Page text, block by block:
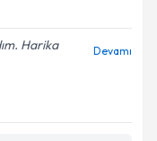
Harika
Devamı